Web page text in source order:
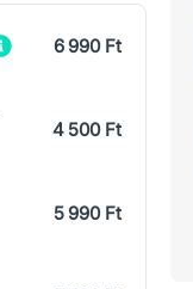
6 990 Ft
4 500 Ft
5 990 Ft